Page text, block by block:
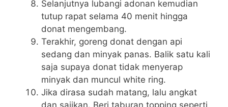
Selanjutnya lubangi adonan kemudian
tutup rapat selama 40 menit hingga
donat mengembang.
Terakhir, goreng donat dengan api
sedang dan minyak panas. Balik satu kali
saja supaya donat tidak menyerap
minyak dan muncul white ring.
Jika dirasa sudah matang, lalu angkat
dan sajikan. Beri taburan topping seperti